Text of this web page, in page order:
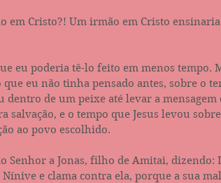
em Cristo?! Um irmão em Cristo ensinaria
eu poderia tê-lo feito em menos tempo.
que eu não tinha pensado antes, sobre o
dentro de um peixe até levar a mensagem
salvação, e o tempo que Jesus levou
ao povo escolhido.
Senhor a Jonas, filho de Amitai, dizendo:
Nínive e clama contra ela, porque a sua